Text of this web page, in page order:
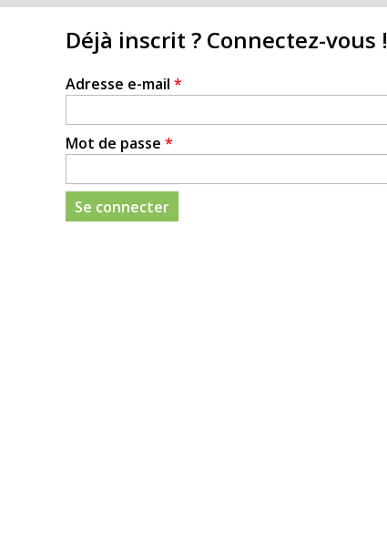
principaux
Déjà inscrit ? Connectez-vous !
Adresse e-mail *
Mot de passe *